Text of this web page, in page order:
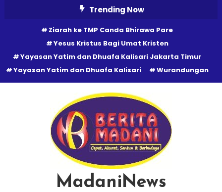
Trending Now
Ziarah ke TMP Canda Bhirawa Pare
Yesus Kristus Bagi Umat Kristen
Yayasan Yatim dan Dhuafa Kalisari Jakarta Timur
Yayasan Yatim dan Dhuafa Kalisari
Wurandungan
MadaniNews